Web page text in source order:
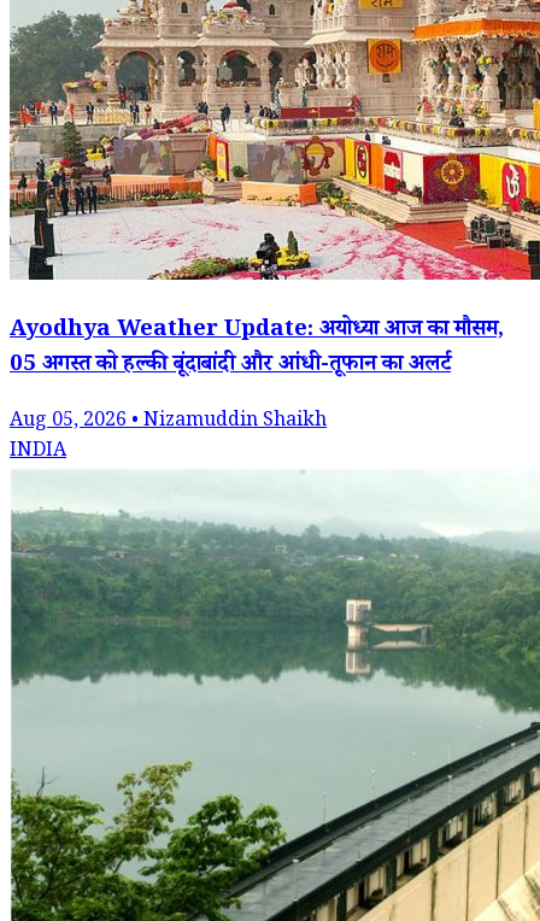
Ayodhya Weather Update: अयोध्या आज का मौसम,
05 अगस्त को हल्की बूंदाबांदी और आंधी-तूफान का अलर्ट
Aug 05, 2026 • Nizamuddin Shaikh
INDIA